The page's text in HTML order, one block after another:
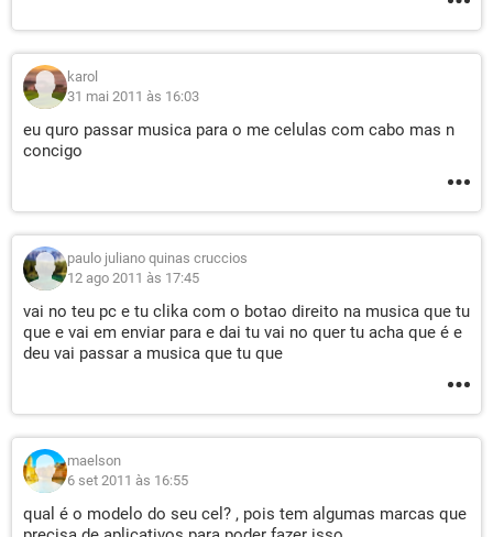
karol
31 mai 2011 às 16:03
eu quro passar musica para o me celulas com cabo mas n
concigo
paulo juliano quinas cruccios
12 ago 2011 às 17:45
vai no teu pc e tu clika com o botao direito na musica que tu
que e vai em enviar para e dai tu vai no quer tu acha que é e
deu vai passar a musica que tu que
maelson
6 set 2011 às 16:55
qual é o modelo do seu cel? , pois tem algumas marcas que